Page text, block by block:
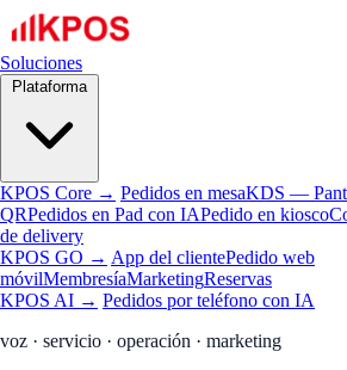
Soluciones
Plataforma
KPOS Core → Pedidos en mesaKDS —
QRPedidos en Pad con IAPedido en kiosco
de delivery
KPOS GO → App del clientePedido web
móvilMembresíaMarketingReservas
KPOS AI → Pedidos por teléfono con IA
voz · servicio · operación · marketing